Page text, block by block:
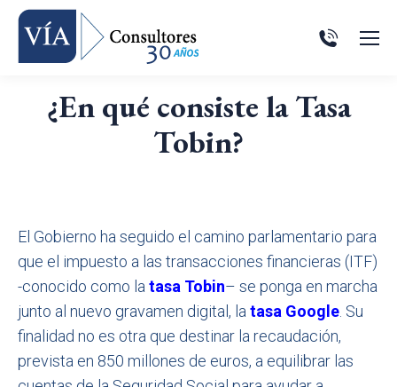
¿En qué consiste la Tasa
Tobin?
El Gobierno ha seguido el camino parlamentario para
que el impuesto a las transacciones financieras (ITF)
-conocido como la tasa Tobin– se ponga en marcha
junto al nuevo gravamen digital, la tasa Google . Su
finalidad no es otra que destinar la recaudación,
prevista en 850 millones de euros, a equilibrar las